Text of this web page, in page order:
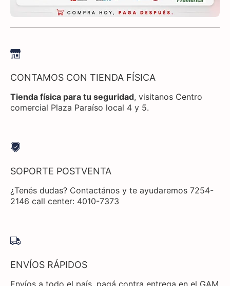
CONTAMOS CON TIENDA FÍSICA
Tienda física para tu seguridad, visitanos Centro
comercial Plaza Paraíso local 4 y 5.
SOPORTE POSTVENTA
¿Tenés dudas? Contactános y te ayudaremos 7254-
2146 call center: 4010-7373
ENVÍOS RÁPIDOS
Envíos a todo el país, pagá contra entrega en el GAM